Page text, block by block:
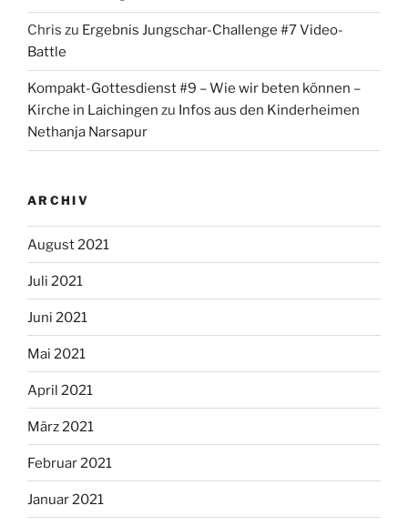
Chris zu Ergebnis Jungschar-Challenge #7 Video-
Battle
Kompakt-Gottesdienst #9 – Wie wir beten können –
Kirche in Laichingen zu Infos aus den Kinderheimen
Nethanja Narsapur
ARCHIV
August 2021
Juli 2021
Juni 2021
Mai 2021
April 2021
März 2021
Februar 2021
Januar 2021